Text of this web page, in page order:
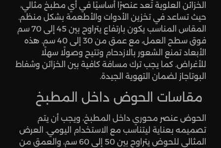
الخزائن العلوية تُعد عنصرًا أساسيًا في أي مطبخ مثالي،
حيث تساعد في تخزين الأدوات والأطعمة بشكل منظم.
المقاس المناسب يكون بارتفاع يتراوح بين 45 إلى 70 سم
فوق سطح العمل، مع عمق من 30 إلى 40 سم. هذه
الأبعاد تمنع الشعور بالازدحام وتتيح وصولًا سهلًا
للأغراض. كما يجب ترك مسافة كافية بين الخزائن وشفاط
البوتاجاز لضمان التهوية الجيدة.
مقاسات الحوض داخل المطبخ
الحوض عنصر محوري داخل المطبخ، ويجب أن يتم
تصميمه بعناية ليتناسب مع الاستخدام اليومي. العرض
المثالي للحوض يتراوح بين 50 إلى 60 سم، والعمق من